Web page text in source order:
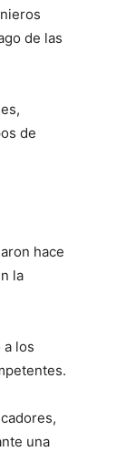
de las
de
hace
la
los
una